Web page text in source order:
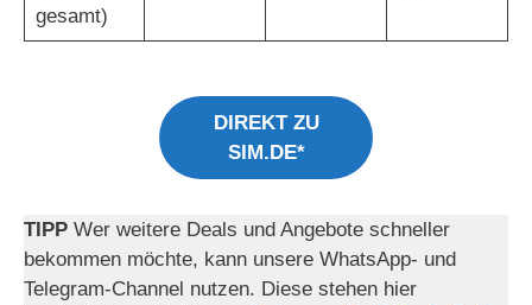
gesamt)
DIREKT ZU
SIM.DE*
TIPP Wer weitere Deals und Angebote schneller
bekommen möchte, kann unsere WhatsApp- und
Telegram-Channel nutzen. Diese stehen hier